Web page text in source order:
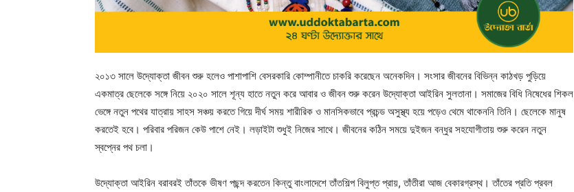
২০১৩ সালে উদ্যোক্তা জীবন শুরু হলেও পাশাপাশি বেসরকারি কোম্পানীতে চাকরি করেছেন অনেকদিন। সংসার জীবনের বিভিন্ন কাঠখড় পুড়িয়ে
একমাত্র ছেলেকে সঙ্গে নিয়ে ২০২০ সালে শূন্য হাতে নতুন করে আবার ও জীবন শুরু করেন উদ্যোক্তা আইরিন সুলতানা। সমাজের বিধি নিষেধের শিকল
ভেঙ্গে নতুন পথের যাত্রায় সাহস সঞ্চয় করতে গিয়ে দীর্ঘ সময় শারীরিক ও মানসিকভাবে প্রচন্ড অসুস্থ্য হয়ে পড়েও থেমে থাকেননি তিনি। ছেলেকে মানুষ
করতেই হবে। পরিবার পরিজন কেউ পাশে নেই। লড়াইটা শুধুই নিজের সাথে। জীবনের কঠিন সময়ে দুইজন বন্ধুর সহযোগীতায় শুরু করেন নতুন
স্বপ্নের পথ চলা।
উদ্যোক্তা আইরিন বরাবরই তাঁতকে ভীষণ পছন্দ করতেন কিন্তু বাংলাদেশে তাঁতশিল্প বিলুপ্ত প্রায়, তাঁতীরা আজ বেকারগ্রস্থ। তাঁতের প্রতি প্রবল